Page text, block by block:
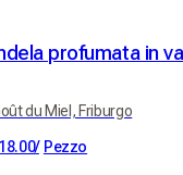
du Miel, Friburgo
18.00/ Pezzo